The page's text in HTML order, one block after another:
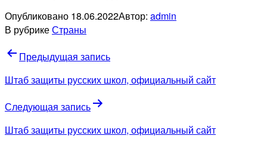
Опубликовано 18.06.2022Автор: admin
В рубрикеСтраны
Навигация
по
Предыдущая запись
Штаб защиты русских школ, официальный сайт
Следующая запись
Штаб защиты русских школ, официальный сайт